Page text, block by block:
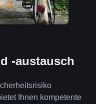
-austausch
Ihnen kompetente